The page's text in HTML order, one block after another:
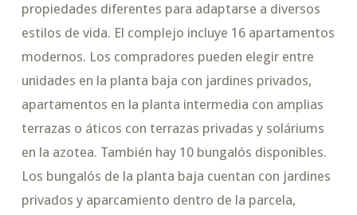
propiedades diferentes para adaptarse a diversos
estilos de vida. El complejo incluye 16 apartamentos
modernos. Los compradores pueden elegir entre
unidades en la planta baja con jardines privados,
apartamentos en la planta intermedia con amplias
terrazas o áticos con terrazas privadas y soláriums
en la azotea. También hay 10 bungalós disponibles.
Los bungalós de la planta baja cuentan con jardines
privados y aparcamiento dentro de la parcela,